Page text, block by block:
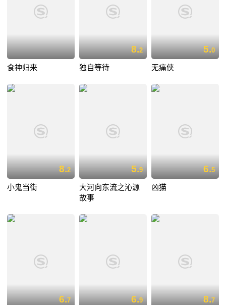
食神归来
8.2
独自等待
5.0
无痛侠
8.2
小鬼当街
5.9
大河向东流之沁源
故事
6.5
凶猫
6.7 6.9 8.7